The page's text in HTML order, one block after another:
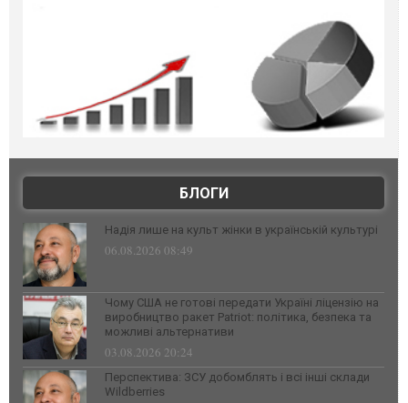
БЛОГИ
Надія лише на культ жінки в українській культурі
06.08.2026 08:49
Чому США не готові передати Україні ліцензію на
виробництво ракет Patriot: політика, безпека та
можливі альтернативи
03.08.2026 20:24
Перспектива: ЗСУ добомблять і всі інші склади
Wildberries